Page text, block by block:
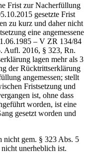
Frist zur Nacherfüllung
gesetzte Frist
zu kurz und daher nicht
eine angemessene
– V ZR 134/84
Aufl. 2016, § 323, Rn.
lagen mehr als 3
der Rücktrittserklärung
angemessen; stellt
Fristsetzung und
ist, ohne dass
worden, ist eine
gesetzt worden und
nicht gem. § 323 Abs. 5
unerheblich ist.